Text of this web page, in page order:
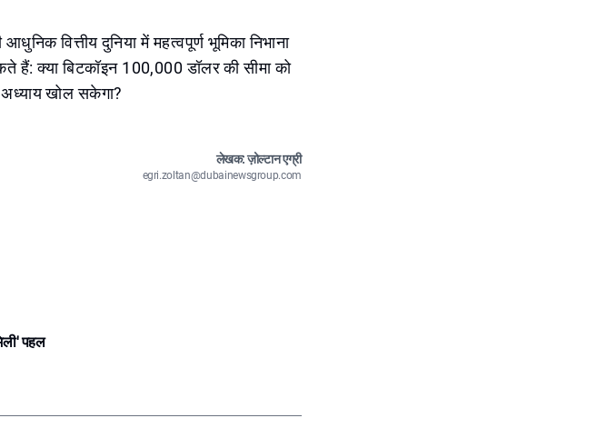
वित्तीय दुनिया में महत्वपूर्ण भूमिका निभाना
हैं: क्या बिटकॉइन 100,000 डॉलर की सीमा को
खोल सकेगा?
लेखक: ज़ोल्टान एग्री
egri.zoltan@dubainewsgroup.com
पहल